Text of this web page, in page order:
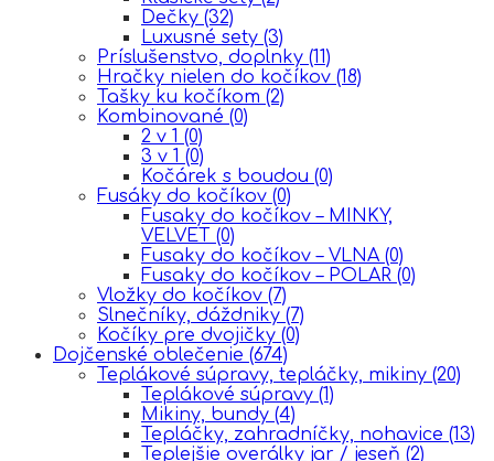
Dečky (32)
Luxusné sety (3)
Príslušenstvo, doplnky (11)
Hračky nielen do kočíkov (18)
Tašky ku kočíkom (2)
Kombinované (0)
2 v 1 (0)
3 v 1 (0)
Kočárek s boudou (0)
Fusáky do kočíkov (0)
Fusaky do kočíkov – MINKY,
VELVET (0)
Fusaky do kočíkov – VLNA (0)
Fusaky do kočíkov – POLAR (0)
Vložky do kočíkov (7)
Slnečníky, dáždniky (7)
Kočíky pre dvojičky (0)
Dojčenské oblečenie (674)
Teplákové súpravy, tepláčky, mikiny (20)
Teplákové súpravy (1)
Mikiny, bundy (4)
Tepláčky, zahradníčky, nohavice (13)
Teplejšie overálky jar / jeseň (2)